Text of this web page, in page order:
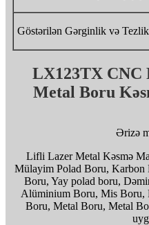
Göstərilən Gərginlik və Tezlik
LX123TX
Metal Boru
Ərizə
Lifli Lazer Metal Kəsmə
Mülayim Polad Boru, Karbon
Boru, Yay polad boru,
Alüminium Boru, Mis Boru,
Boru, Metal Boru, Metal